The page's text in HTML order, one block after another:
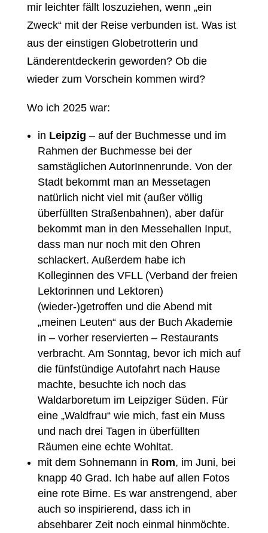
mir leichter fällt loszuziehen, wenn „ein
Zweck“ mit der Reise verbunden ist. Was ist
aus der einstigen Globetrotterin und
Länderentdeckerin geworden? Ob die
wieder zum Vorschein kommen wird?
Wo ich 2025 war:
in Leipzig – auf der Buchmesse und im
Rahmen der Buchmesse bei der
samstäglichen AutorInnenrunde. Von der
Stadt bekommt man an Messetagen
natürlich nicht viel mit (außer völlig
überfüllten Straßenbahnen), aber dafür
bekommt man in den Messehallen Input,
dass man nur noch mit den Ohren
schlackert. Außerdem habe ich
Kolleginnen des VFLL (Verband der freien
Lektorinnen und Lektoren)
(wieder-)getroffen und die Abend mit
„meinen Leuten“ aus der Buch Akademie
in – vorher reservierten – Restaurants
verbracht. Am Sonntag, bevor ich mich auf
die fünfstündige Autofahrt nach Hause
machte, besuchte ich noch das
Waldarboretum im Leipziger Süden. Für
eine „Waldfrau“ wie mich, fast ein Muss
und nach drei Tagen in überfüllten
Räumen eine echte Wohltat.
mit dem Sohnemann in Rom, im Juni, bei
knapp 40 Grad. Ich habe auf allen Fotos
eine rote Birne. Es war anstrengend, aber
auch so inspirierend, dass ich in
absehbarer Zeit noch einmal hinmöchte.